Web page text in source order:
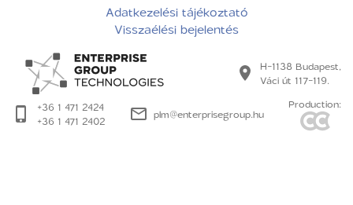
Adatkezelési tájékoztató
Visszaélési bejelentés
H-1138 Budapest,
Váci út 117-119.
+36 1 471 2424
+36 1 471 2402
plm@enterprisegroup.hu
Production: